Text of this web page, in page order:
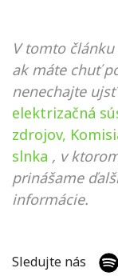
V tomto
ak máte chuť
nenechajte
elektrizačná
zdrojov,
slnka , v
prinášame
informácie.
Sledujte nás